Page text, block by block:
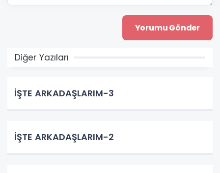
Diğer Yazıları
İŞTE ARKADAŞLARIM-3
İŞTE ARKADAŞLARIM-2